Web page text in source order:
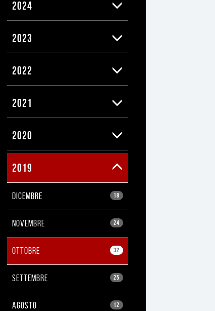
2024
2023
2022
2021
2020
2019
18
DICEMBRE
24
NOVEMBRE
32
OTTOBRE
25
SETTEMBRE
12
AGOSTO